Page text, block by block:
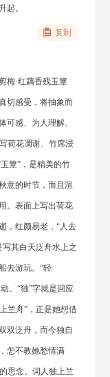
起。
复制
梅·红藕香残玉簟
切感受，将抽象而
可感、为人理解、
荷花凋谢、竹席浸
簟”，是精美的竹
意的时节，而且渲
。表面上写出荷花
，红颜易老，“人去
写其白天泛舟水上之
去游玩。“轻
。“独”字就是回应
兰舟”，正是她想借
双泛舟，而今独自
怎不教她愁情满
思念。词人独上兰